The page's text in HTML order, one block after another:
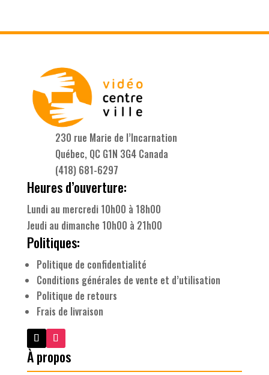
230 rue Marie de l’Incarnation
Québec, QC G1N 3G4 Canada
(418) 681-6297
Heures d’ouverture:
Lundi au mercredi 10h00 à 18h00
Jeudi au dimanche 10h00 à 21h00
Politiques:
Politique de confidentialité
Conditions générales de vente et d’utilisation
Politique de retours
Frais de livraison
À propos